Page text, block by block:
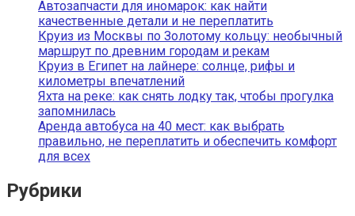
Автозапчасти для иномарок: как найти
качественные детали и не переплатить
Круиз из Москвы по Золотому кольцу: необычный
маршрут по древним городам и рекам
Круиз в Египет на лайнере: солнце, рифы и
километры впечатлений
Яхта на реке: как снять лодку так, чтобы прогулка
запомнилась
Аренда автобуса на 40 мест: как выбрать
правильно, не переплатить и обеспечить комфорт
для всех
Рубрики